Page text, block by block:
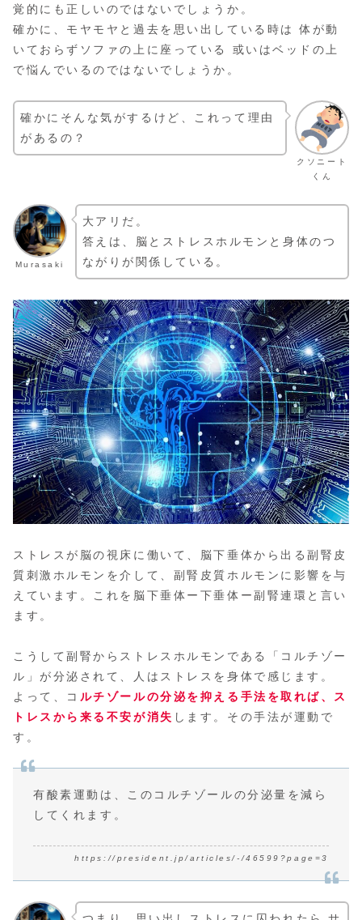
覚的にも正しいのではないでしょうか。
確かに、モヤモヤと過去を思い出している時は 体が動
いておらずソファの上に座っている 或いはベッドの上
で悩んでいるのではないでしょうか。
クソニート
くん
確かにそんな気がするけど、これって理由
があるの？
Murasaki
大アリだ。
答えは、脳とストレスホルモンと身体のつ
ながりが関係している。
ストレスが脳の視床に働いて、脳下垂体から出る副腎皮
質刺激ホルモンを介して、副腎皮質ホルモンに影響を与
えています。これを脳下垂体ー下垂体ー副腎連環と言い
ます。
こうして副腎からストレスホルモンである「コルチゾー
ル」が分泌されて、人はストレスを身体で感じます。
よって、コ ルチゾールの分泌を抑える手法を取れば、ス
トレスから来る不安が消失 します。その手法が運動で
す。
有酸素運動は、このコルチゾールの分泌量を減ら
してくれます。
https://president.jp/articles/-/46599?page=3